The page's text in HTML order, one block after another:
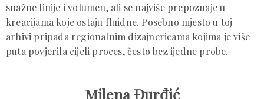
snažne linije i volumen, ali se najviše prepoznaje u
kreacijama koje ostaju fluidne. Posebno mjesto u toj
arhivi pripada regionalnim dizajnericama kojima je više
puta povjerila cijeli proces, često bez ijedne probe.
Milena Đurđić